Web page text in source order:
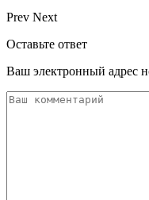
Prev Next
Оставьте ответ
Ваш электронный адрес